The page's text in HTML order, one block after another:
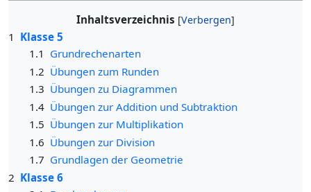
Inhaltsverzeichnis
1 Klasse 5
1.1 Grundrechenarten
1.2 Übungen zum Runden
1.3 Übungen zu Diagrammen
1.4 Übungen zur Addition und Subtraktion
1.5 Übungen zur Multiplikation
1.6 Übungen zur Division
1.7 Grundlagen der Geometrie
2 Klasse 6